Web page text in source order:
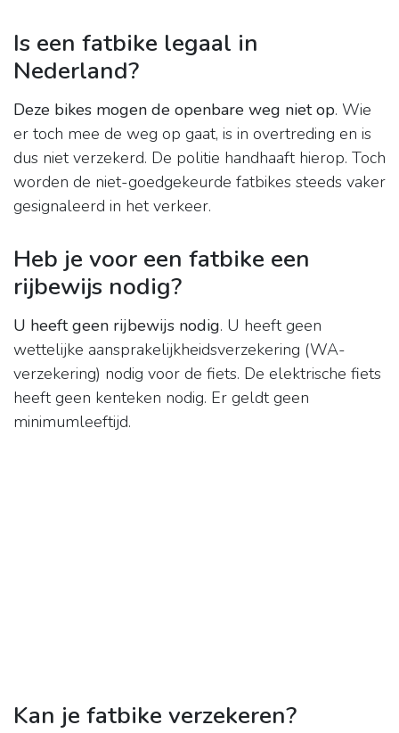
Is een fatbike legaal in
Nederland?
Deze bikes mogen de openbare weg niet op. Wie
er toch mee de weg op gaat, is in overtreding en is
dus niet verzekerd. De politie handhaaft hierop. Toch
worden de niet-goedgekeurde fatbikes steeds vaker
gesignaleerd in het verkeer.
Heb je voor een fatbike een
rijbewijs nodig?
U heeft geen rijbewijs nodig. U heeft geen
wettelijke aansprakelijkheidsverzekering (WA-
verzekering) nodig voor de fiets. De elektrische fiets
heeft geen kenteken nodig. Er geldt geen
minimumleeftijd.
Kan je fatbike verzekeren?